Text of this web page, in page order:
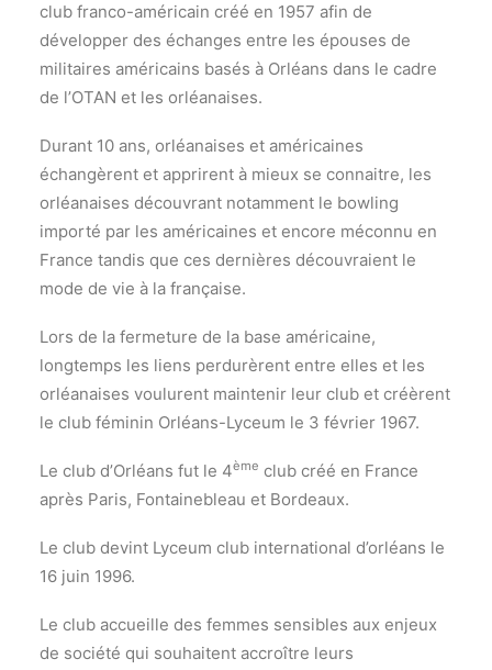
club franco-américain créé en 1957 afin de
développer des échanges entre les épouses de
militaires américains basés à Orléans dans le cadre
de l’OTAN et les orléanaises.
Durant 10 ans, orléanaises et américaines
échangèrent et apprirent à mieux se connaitre, les
orléanaises découvrant notamment le bowling
importé par les américaines et encore méconnu en
France tandis que ces dernières découvraient le
mode de vie à la française.
Lors de la fermeture de la base américaine,
longtemps les liens perdurèrent entre elles et les
orléanaises voulurent maintenir leur club et créèrent
le club féminin Orléans-Lyceum le 3 février 1967.
Le club d’Orléans fut le 4ème club créé en France
après Paris, Fontainebleau et Bordeaux.
Le club devint Lyceum club international d’orléans le
16 juin 1996.
Le club accueille des femmes sensibles aux enjeux
de société qui souhaitent accroître leurs